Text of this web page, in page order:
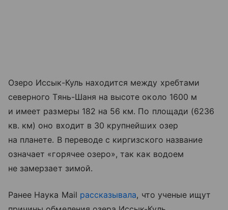
Озеро Иссык-Куль находится между хребтами
северного Тянь-Шаня на высоте около 1600 м
и имеет размеры 182 на 56 км. По площади (6236
кв. км) оно входит в 30 крупнейших озер
на планете. В переводе с киргизского название
означает «горячее озеро», так как водоем
не замерзает зимой.
Ранее Наука Mail рассказывала, что ученые ищут